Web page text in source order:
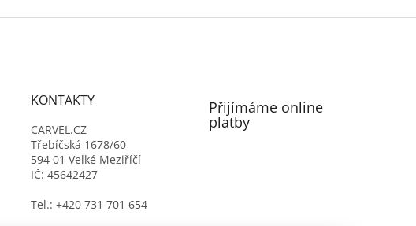
KONTAKTY
CARVEL.CZ
Třebíčská 1678/60
594 01 Velké Meziříčí
IČ: 45642427
Tel.: +420 731 701 654
Přijímáme online
platby